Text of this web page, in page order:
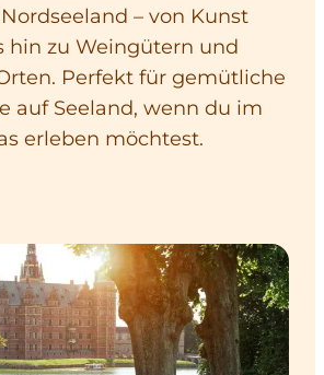
– von Kunst
hin zu Weingütern und
Perfekt für gemütliche
auf Seeland, wenn du im
erleben möchtest.